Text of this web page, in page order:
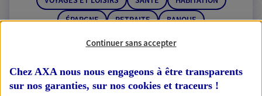
RECHERCHER
ÉPARGNE
RETRAITE BANQUE
Continuer sans accepter
Chez AXA nous nous engageons à être transparents
sur nos garanties, sur nos cookies et traceurs !